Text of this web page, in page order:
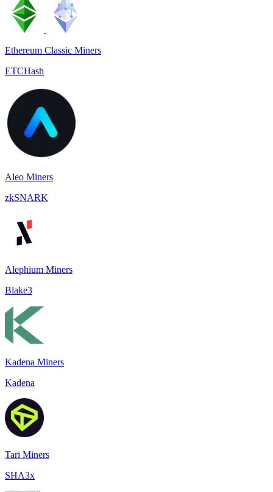
Ethereum Classic Miners
ETCHash
Aleo Miners
zkSNARK
Alephium Miners
Blake3
Kadena Miners
Kadena
Tari Miners
SHA3x